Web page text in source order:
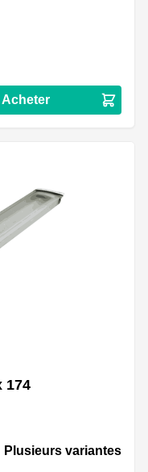
Acheter
174
Plusieurs variantes